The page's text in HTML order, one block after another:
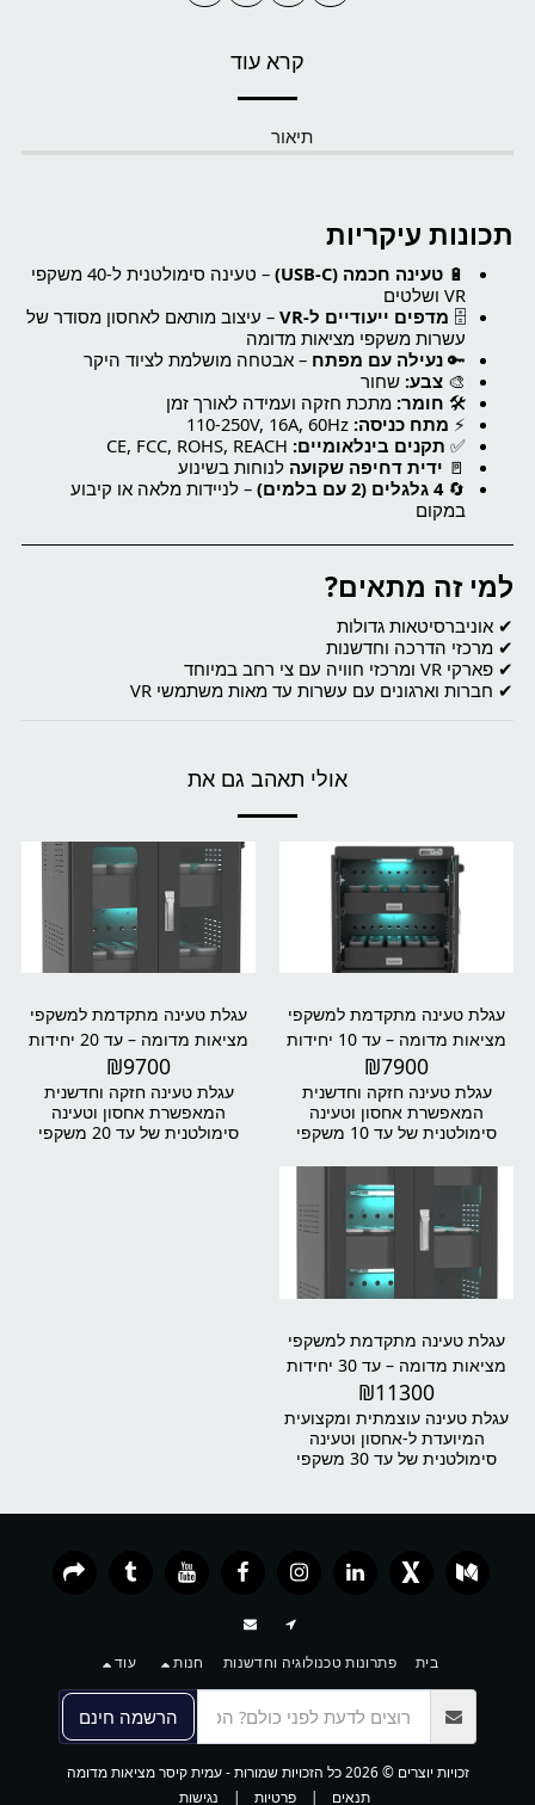
קרא עוד
תיאור
תכונות עיקריות
🔋 טעינה חכמה (USB-C)
– טעינה סימולטנית ל-40 משקפי
VR ושלטים
🗄️ מדפים ייעודיים ל-VR
– עיצוב מותאם לאחסון מסודר של
עשרות משקפי מציאות מדומה
🔑 נעילה עם מפתח – אבטחה מושלמת לציוד היקר
🎨 צבע: שחור
🛠️ חומר: מתכת חזקה ועמידה לאורך זמן
⚡ מתח כניסה:
✅ תקנים בינלאומיים:
🚪 ידית דחיפה שקועה לנוחות בשינוע
🔄4 גלגלים (2 עם בלמים)
– לניידות מלאה או קיבוע
במקום
למי זה מתאים?
✔ אוניברסיטאות גדולות
✔ מרכזי הדרכה וחדשנות
✔ פארקי VR ומרכזי חוויה עם צי רחב במיוחד
✔ חברות וארגונים עם עשרות עד מאות משתמשי VR
אולי תאהב גם את
עגלת טעינה מתקדמת למשקפי
מציאות מדומה – עד 10 יחידות
₪7900
עגלת טעינה חזקה וחדשנית
המאפשרת אחסון וטעינה
סימולטנית של עד 10 משקפי
הפתרון האידיאלי לבתי ספר,
אוניברסיטאות, מרכזי הדרכה,
פארקי VR וחברות – נייד, בטוח
וקל לשימוש.
עגלת טעינה מתקדמת למשקפי
מציאות מדומה – עד 20 יחידות
₪9700
עגלת טעינה חזקה וחדשנית
המאפשרת אחסון וטעינה
סימולטנית של עד 20 משקפי
עגלת טעינה מתקדמת למשקפי
מציאות מדומה – עד 30 יחידות
₪11300
עגלת טעינה עוצמתית ומקצועית
המיועדת ל-אחסון וטעינה
סימולטנית של עד 30 משקפי
גדולים, אוניברסיטאות, מרכזי
במיוחד של משקפיים – נייד,
בטוח ועמיד לשימוש יומיומי.
בית פתרונות טכנולוגיה וחדשנות חנות עוד
הרשמה חינם
זכויות יוצרים © 2026 כל הזכויות שמורות -
עמית קיסר מציאות מדומה
תנאים | פרטיות | נגישות